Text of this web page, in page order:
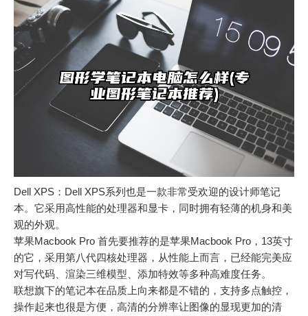
Dell XPS：Dell XPS系列也是一款非常受欢迎的设计师笔记
本。它采用高性能的处理器和显卡，同时拥有轻薄的机身和美
观的外观。
苹果Macbook Pro 首先要推荐的是苹果Macbook Pro，13英寸
的它，采用第八代四核处理器，从性能上而言，已经能完美应
对写代码、渲染三维模型、添加特效等多种高难度任务。
联想旗下的笔记本在品质上向来都是不错的，支持多点触控，
操作起来也很是方便，高清的分辨率让图像的显现更加的清